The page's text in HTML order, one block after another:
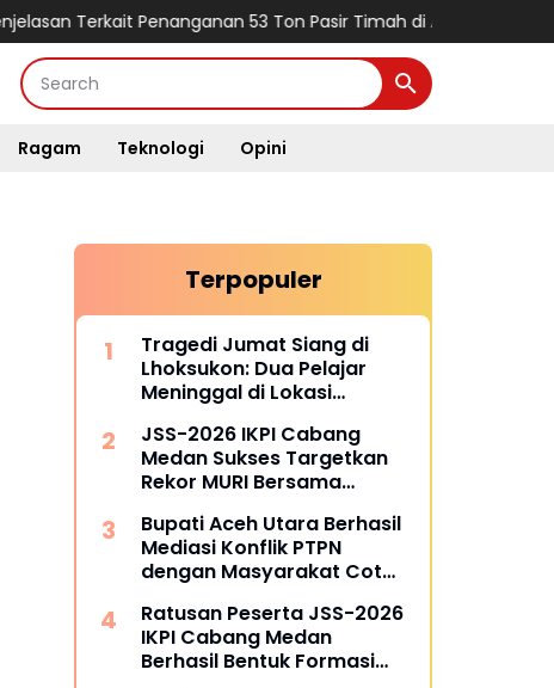
Penanganan 53 Ton Pasir Timah di Air Merbau
Ragam Teknologi Opini
Terpopuler
Tragedi Jumat Siang di
Lhoksukon: Dua Pelajar
Meninggal di Lokasi
JSS-2026 IKPI Cabang
Medan Sukses Targetkan
Rekor MURI Bersama
Indonesia
Bupati Aceh Utara Berhasil
Mediasi Konflik PTPN
dengan Masyarakat Cot
Apresiasi
Ratusan Peserta JSS-2026
IKPI Cabang Medan
Berhasil Bentuk Formasi